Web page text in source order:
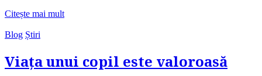
Citește mai mult
Blog Știri
Viața unui copil este valoroasă